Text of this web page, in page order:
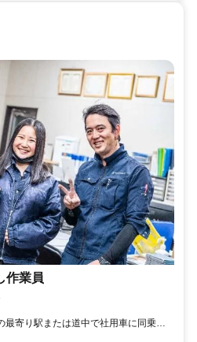
作業員
寄り駅または道中で社用車に同乗す